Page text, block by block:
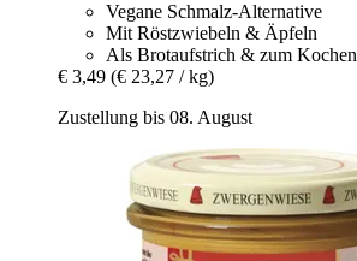
Vegane Schmalz-Alternative
Mit Röstzwiebeln & Äpfeln
Als Brotaufstrich & zum Kochen
€ 3,49 (€ 23,27 / kg)
Zustellung bis 08. August